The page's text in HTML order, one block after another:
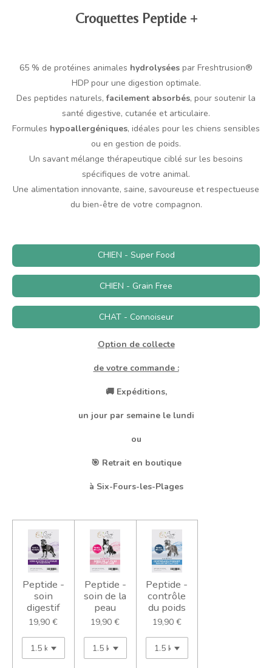
Croquettes Peptide +
65 % de protéines animales hydrolysées par Freshtrusion®
HDP pour une digestion optimale.
Des peptides naturels,facilement absorbés, pour soutenir la
santé digestive, cutanée et articulaire.
Formules hypoallergéniques, idéales pour les chiens sensibles
ou en gestion de poids.
Un savant mélange thérapeutique ciblé sur les besoins
spécifiques de votre animal.
Une alimentation innovante, saine, savoureuse et respectueuse
du bien-être de votre compagnon.
CHIEN - Super Food
CHIEN - Grain Free
CHAT - Connoiseur
Option de collecte
de votre commande :
🚚 Expéditions,
un jour par semaine le lundi
ou
🎯 Retrait en boutique
à Six-Fours-les-Plages
Peptide -
soin
digestif
19,90 €
Peptide -
soin de la
peau
19,90 €
Peptide -
contrôle
du poids
19,90 €